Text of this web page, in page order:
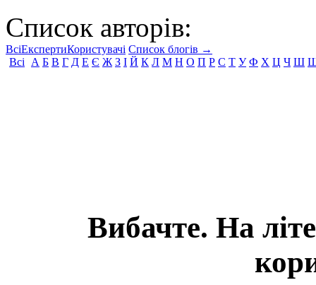
Список авторів:
ВсіЕкспертиКористувачі Список блогів →
Всі
А Б В Г Д Е Є Ж З І Й К Л М Н О П Р С Т У Ф Х Ц Ч Ш
Вибачте. На